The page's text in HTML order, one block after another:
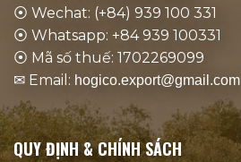
⦿ Wechat: (+84) 939 100 331
⦿ Whatsapp: +84 939 100331
⦿ Mã số thuế: 1702269099
✉ Email: hogico.export@gmail.com
QUY ĐỊNH & CHÍNH SÁCH